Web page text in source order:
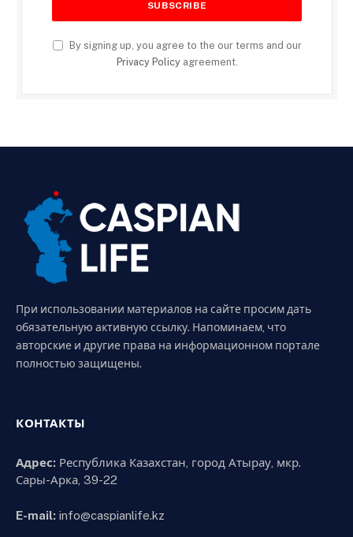
By signing up, you agree to the our terms and our
Privacy Policyagreement.
При использовании материалов на сайте просим дать
обязательную активную ссылку. Напоминаем, что
авторские и другие права на информационном портале
полностью защищены.
КОНТАКТЫ
Адрес: Республика Казахстан, город Атырау, мкр.
Сары-Арка, 39-22
E-mail: info@caspianlife.kz